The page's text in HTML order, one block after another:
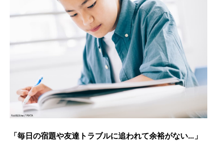
「毎日の宿題や友達トラブルに追われて余裕がない…」